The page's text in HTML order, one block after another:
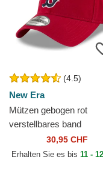
(4.5)
New Era
Mützen gebogen rot
verstellbares band
9TWENTY Core
Boston Red Sox MLB
30,95 CHF
Erhalten Sie es bis 11 -